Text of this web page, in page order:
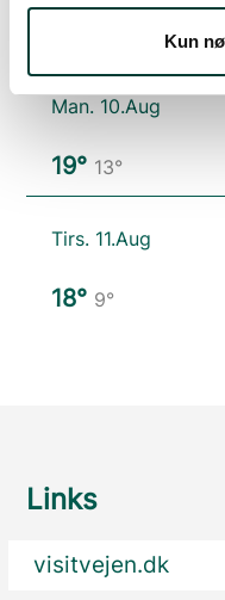
Kun
Man. 10.Aug
19° 13°
Tirs. 11.Aug
18° 9°
Links
visitvejen.dk